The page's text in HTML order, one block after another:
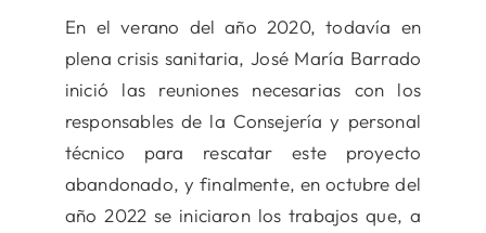
En el verano del año 2020, todavía en
plena crisis sanitaria, José María Barrado
inició las reuniones necesarias con los
responsables de la Consejería y personal
técnico para rescatar este proyecto
abandonado, y finalmente, en octubre del
año 2022 se iniciaron los trabajos que, a